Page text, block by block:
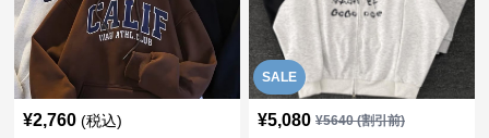
¥2,760 (税込)
SALE
¥5,080 ¥5640(割引前)